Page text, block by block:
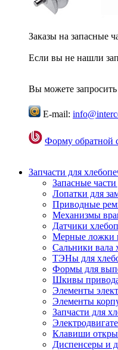
Заказы на запасные
Если вы не нашли
Вы можете
E-mail:
Форму обратной
Запчасти для
Запасные
Лопатки для
Приводные
Механизмы
Датчики
Мерные ложки
Сальники вала
ТЭНы для
Формы для
Шкивы
Элементы
Элементы
Запчасти для
Клавиши
Диспенсеры и